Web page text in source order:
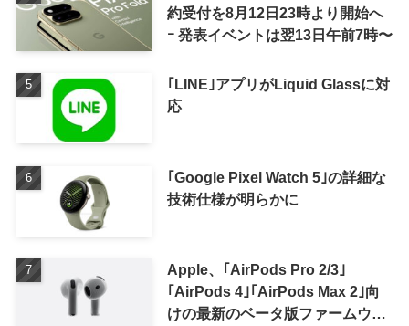
約受付を8月12日23時より開始へ
ｰ 発表イベントは翌13日午前7時〜
｢LINE｣アプリがLiquid Glassに対
応
｢Google Pixel Watch 5｣の詳細な
技術仕様が明らかに
Apple、｢AirPods Pro 2/3｣
｢AirPods 4｣｢AirPods Max 2｣向
けの最新のベータ版ファームウェ